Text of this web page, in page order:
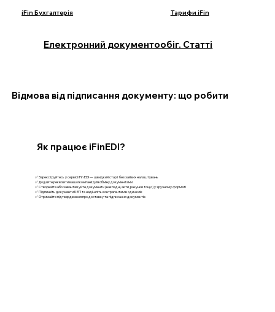
iFin Бухгалтерія Тарифи iFin
Електронний документообіг. Статті
Відмова від підписання документу: що робити
✅ Зареєструйтесь у сервісі iFin EDI — швидкий старт без зайвих налаштувань
✅ Додайте реквізити вашої компанії для обміну документами
✅ Створюйте або завантажуйте документи (накладні, акти, рахунки тощо) у зручному форматі
✅ Підпишіть документи КЕП та надішліть контрагентам в один клік
✅ Отримайте підтвердження про доставку та підписання документів
Як працює iFinEDI?